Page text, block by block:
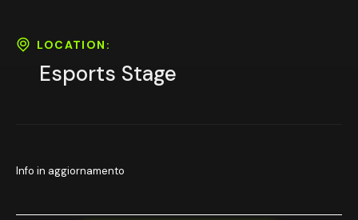
LOCATION:
Esports Stage
Info in aggiornamento